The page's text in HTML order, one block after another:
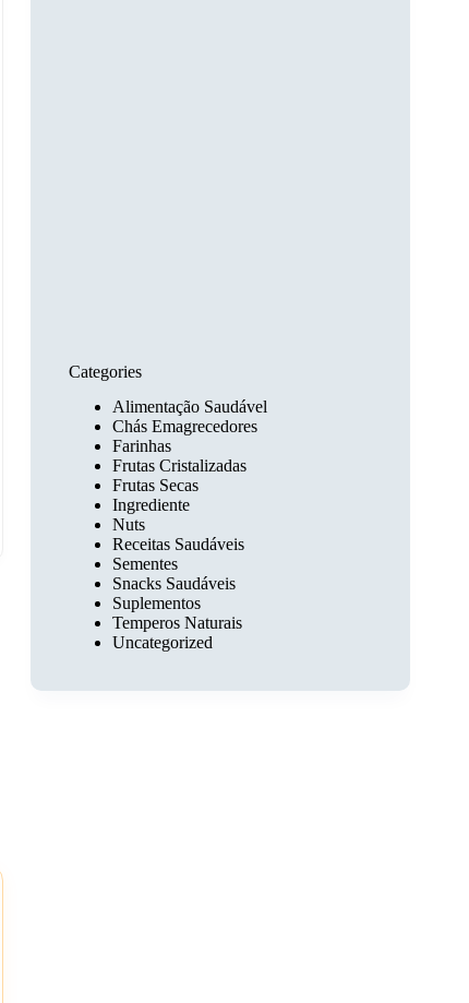
Categories
Alimentação Saudável
Chás Emagrecedores
Farinhas
Frutas Cristalizadas
Frutas Secas
Ingrediente
Nuts
Receitas Saudáveis
Sementes
Snacks Saudáveis
Suplementos
Temperos Naturais
Uncategorized